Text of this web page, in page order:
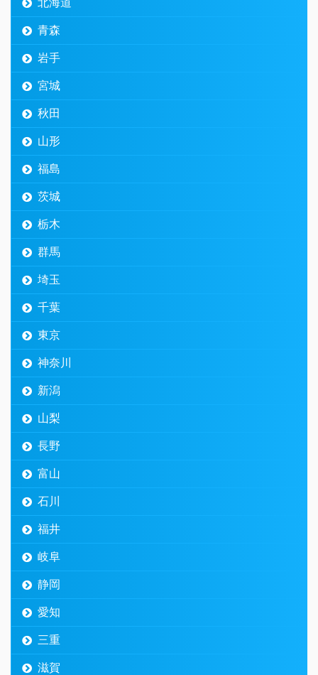
青森
岩手
宮城
秋田
山形
福島
茨城
栃木
群馬
埼玉
千葉
東京
神奈川
新潟
山梨
長野
富山
石川
福井
岐阜
静岡
愛知
三重
滋賀